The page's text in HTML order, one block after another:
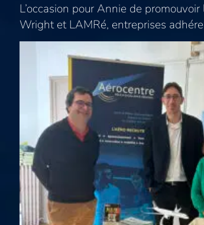
L’occasion pour Annie de
Wright et LAMRé, entreprises